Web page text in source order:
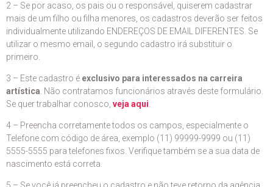
2 – Se por acaso, os pais ou o responsável, quiserem cadastrar
mais de um filho ou filha menores, os cadastros deverão ser feitos
individualmente utilizando ENDEREÇOS DE EMAIL DIFERENTES. Se
utilizar o mesmo email, o segundo cadastro irá substituir o
primeiro.
3 – Este cadastro é exclusivo para interessados na carreira
artística. Não contratamos funcionários através deste formulário.
Se quer trabalhar conosco, veja aqui.
4 – Preencha corretamente todos os campos, especialmente o
Telefone com código de área, exemplo (11) 99999-9999 ou (11)
5555-5555 para telefones fixos. Verifique também se a sua data de
nascimento está correta.